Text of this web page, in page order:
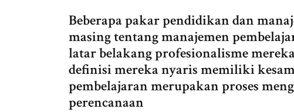
Beberapa pakar pendidikan dan
masing tentang manajemen
latar belakang profesionalisme
definisi mereka nyaris memiliki
pembelajaran merupakan proses
perencanaan